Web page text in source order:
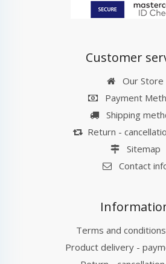
Customer
Our Store
Payment
Shipping
Return -
Sitemap
Contact
Terms and
Product delivery -